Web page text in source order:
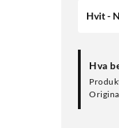
Hvit -
Hva